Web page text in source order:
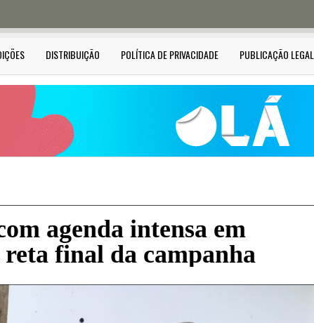
DISTRIBUIÇÃO POLÍTICA DE PRIVACIDADE PUBLICAÇÃO LEGAL
agenda intensa em
final da campanha